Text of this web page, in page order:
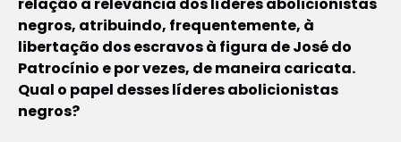
negros, atribuindo, frequentemente, à
libertação dos escravos à figura de José do
Patrocínio e por vezes, de maneira caricata.
Qual o papel desses líderes abolicionistas
negros?